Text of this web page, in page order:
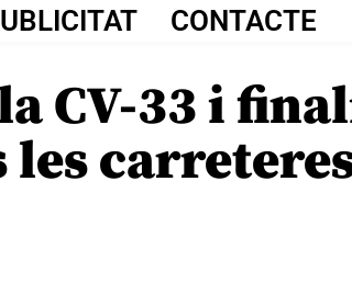
CONTACTE
CV-33 i